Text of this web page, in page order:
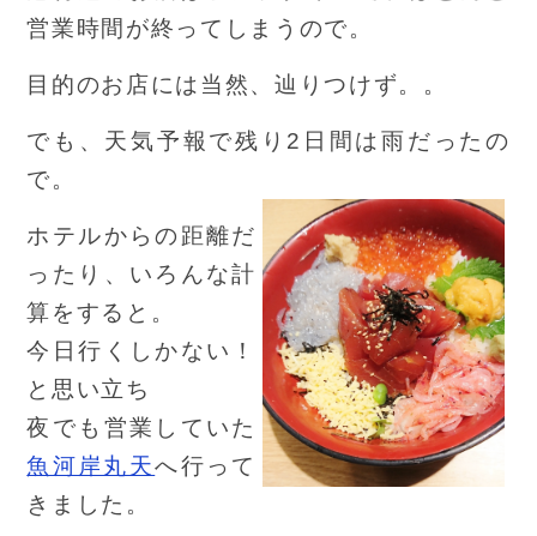
営業時間が終ってしまうので。
目的のお店には当然、辿りつけず。。
でも、天気予報で残り2日間は雨だったの
で。
ホテルからの距離だ
ったり、いろんな計
算をすると。
今日行くしかない！
と思い立ち
夜でも営業していた
魚河岸丸天へ行って
きました。